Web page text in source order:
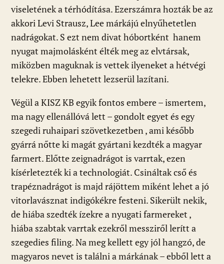
viseletének a térhódítása. Ezerszámra hozták be az
akkori Levi Strausz, Lee márkájú elnyűhetetlen
nadrágokat. S ezt nem divat hóbortként hanem
nyugat majmolásként élték meg az elvtársak,
miközben maguknak is vettek ilyeneket a hétvégi
telekre. Ebben lehetett lezserül lazítani.
Végül a KISZ KB egyik fontos embere – ismertem,
ma nagy ellenállóvá lett – gondolt egyet és egy
szegedi ruhaipari szövetkezetben , ami később
gyárrá nőtte ki magát gyártani kezdték a magyar
farmert. Előtte zeignadrágot is varrtak, ezen
kísérletezték ki a technologiát. Csináltak cső és
trapéznadrágot is majd rájöttem miként lehet a jó
vitorlavásznat indigókékre festeni. Sikerült nekik,
de hiába szedték ízekre a nyugati farmereket ,
hiába szabtak varrtak ezekről messziről lerítt a
szegedies filing. Na meg kellett egy jól hangzó, de
magyaros nevet is találni a márkának – ebből lett a